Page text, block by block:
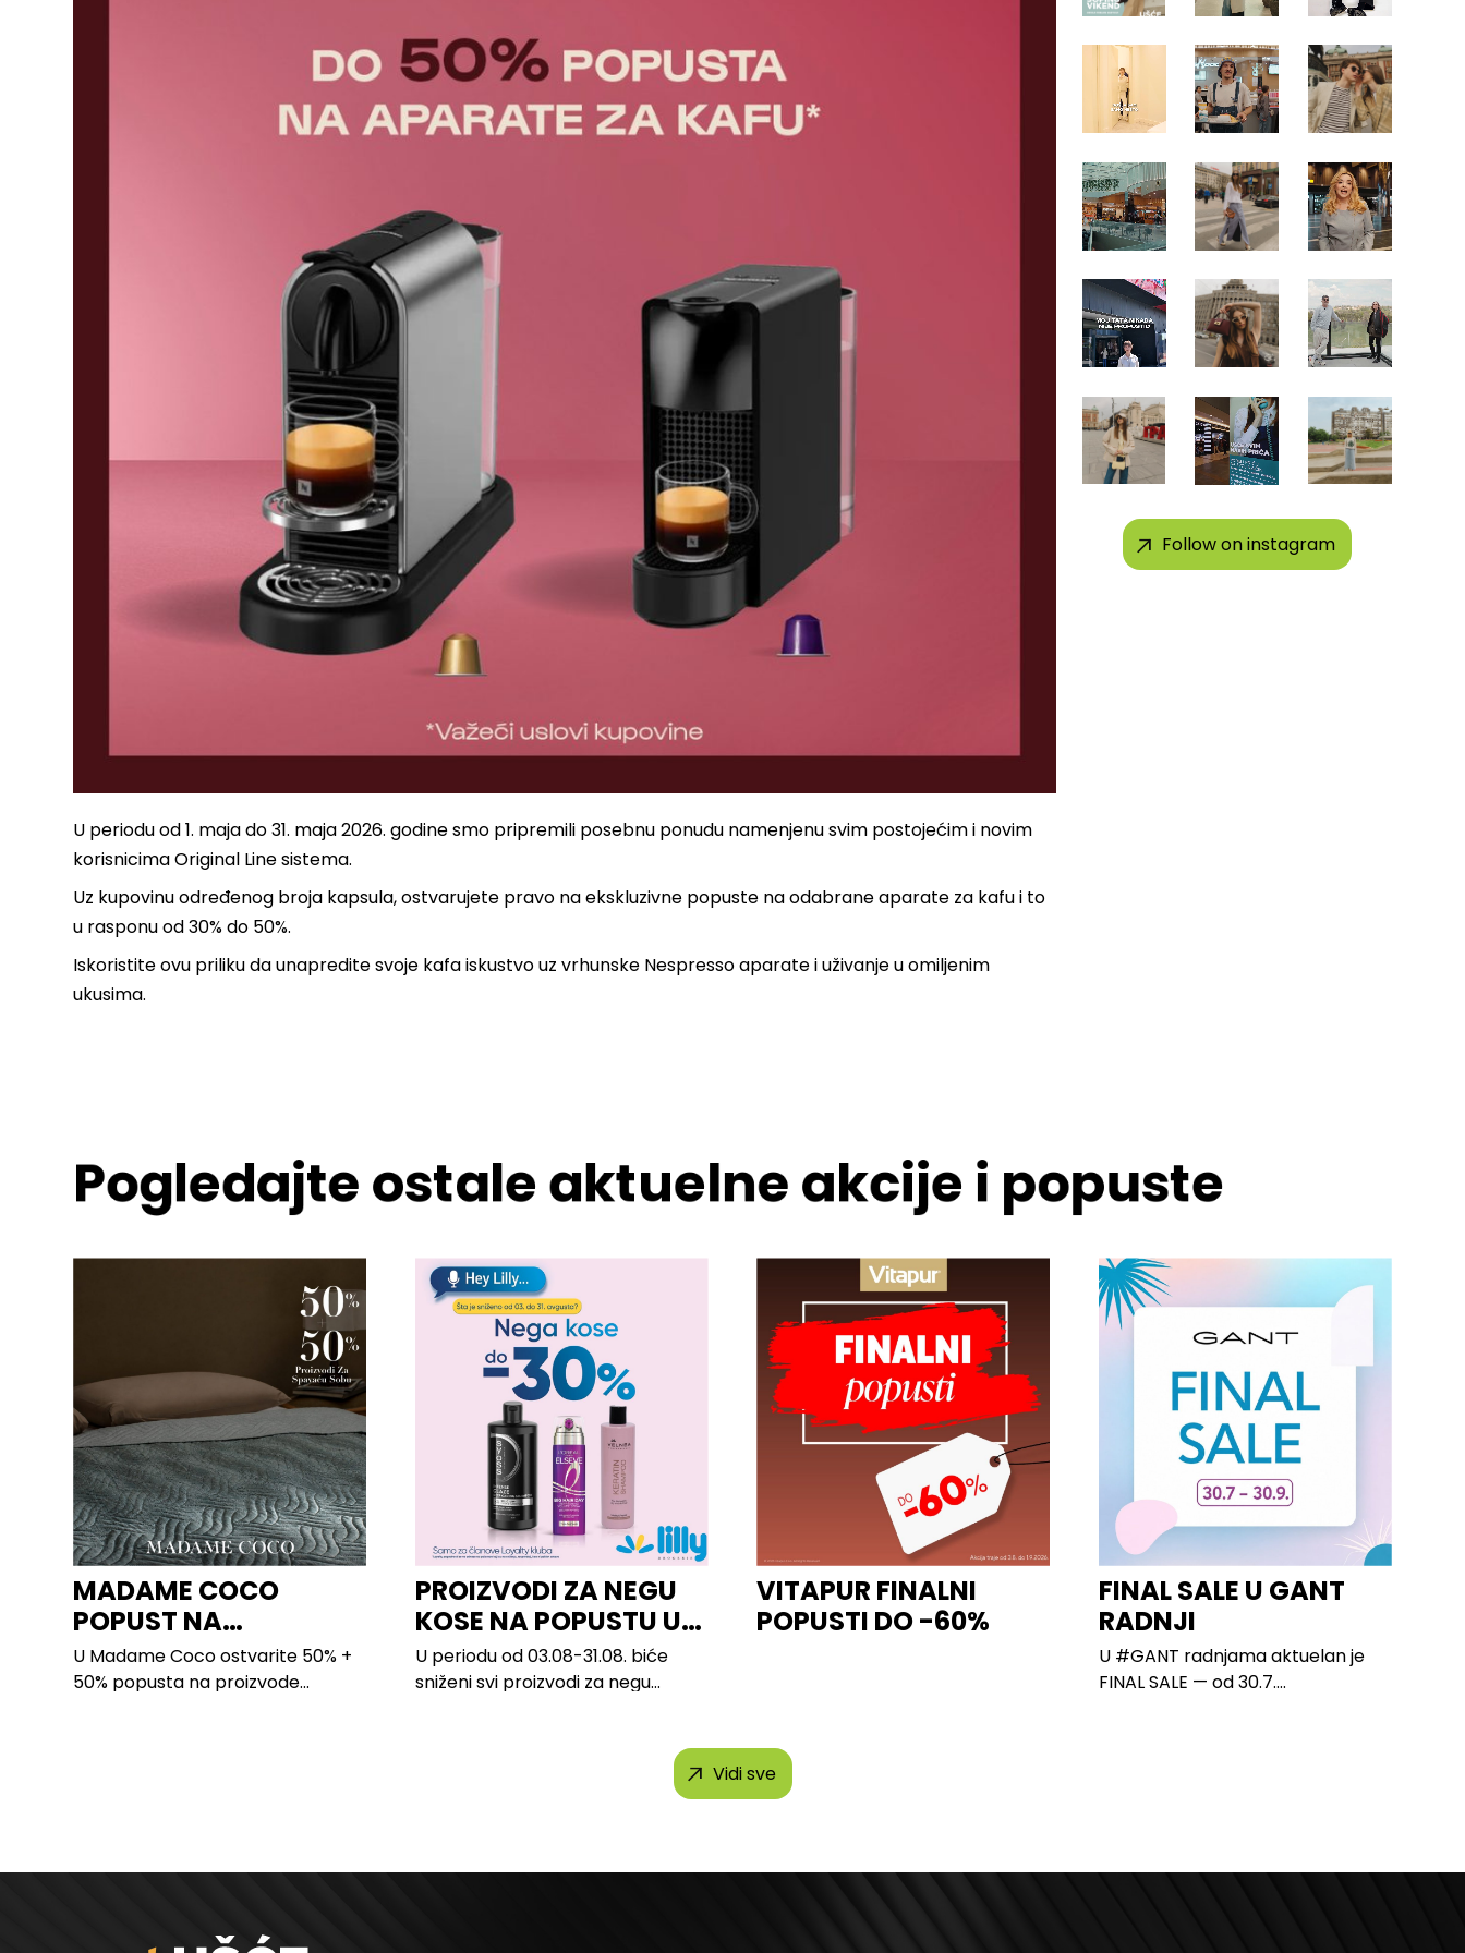
Follow on instagram
U periodu od 1. maja do 31. maja 2026. godine smo pripremili posebnu ponudu namenjenu svim postojećim i novim
korisnicima Original Line sistema.
Uz kupovinu određenog broja kapsula, ostvarujete pravo na ekskluzivne popuste na odabrane aparate za kafu i to
u rasponu od 30% do 50%.
Iskoristite ovu priliku da unapredite svoje kafa iskustvo uz vrhunske Nespresso aparate i uživanje u omiljenim
ukusima.
Pogledajte ostale aktuelne akcije i popuste
MADAME COCO
POPUST NA
PROIZVODE ZA
SPAVAĆU SOBU
U Madame Coco ostvarite 50% +
50% popusta na proizvode...
PROIZVODI ZA NEGU
KOSE NA POPUSTU U
LILLY
U periodu od 03.08-31.08. biće
sniženi svi proizvodi za negu
VITAPUR FINALNI
POPUSTI DO -60%
FINAL SALE U GANT
RADNJI
U #GANT radnjama aktuelan je
FINAL SALE — od 30.7....
Vidi sve